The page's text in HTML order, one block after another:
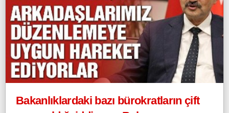
Bakanlıklardaki bazı bürokratların çift